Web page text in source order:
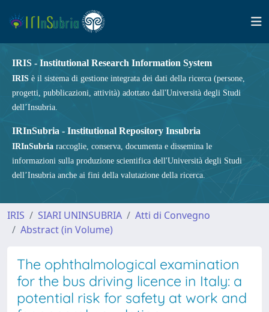
IRIS - Institutional Research Information System
IRIS è il sistema di gestione integrata dei dati della ricerca (persone,
progetti, pubblicazioni, attività) adottato dall'Università degli Studi
dell’Insubria.
IRInSubria - Institutional Repository Insubria
IRInSubria raccoglie, conserva, documenta e dissemina le
informazioni sulla produzione scientifica dell'Università degli Studi
dell’Insubria anche ai fini della valutazione della ricerca.
IRIS SIARI UNINSUBRIA
Atti di Convegno
Abstract (in Volume)
The ophthalmological examination
for the bus driving licence in Italy: a
potential risk for safety at work and